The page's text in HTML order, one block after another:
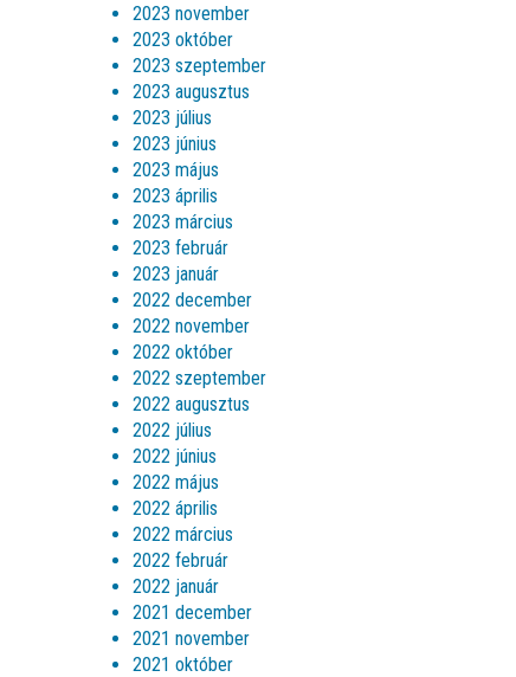
2023 november
2023 október
2023 szeptember
2023 augusztus
2023 július
2023 június
2023 május
2023 április
2023 március
2023 február
2023 január
2022 december
2022 november
2022 október
2022 szeptember
2022 augusztus
2022 július
2022 június
2022 május
2022 április
2022 március
2022 február
2022 január
2021 december
2021 november
2021 október